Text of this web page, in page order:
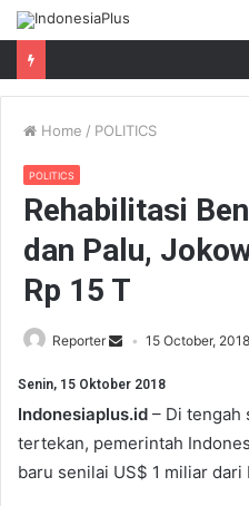
Home / POLITICS
POLITICS
Rehabilitasi
dan Palu,
Rp 15 T
Reporter 15 October, 2018
Senin, 15 Oktober 2018
Indonesiaplus.id – Di tengah
tertekan, pemerintah
baru senilai US$ 1 miliar dari